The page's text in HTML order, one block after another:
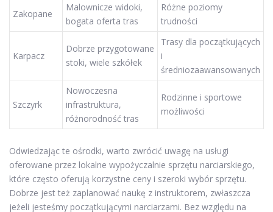
Zakopane
Malownicze widoki,
bogata oferta tras
Różne poziomy
trudności
Karpacz
Dobrze przygotowane
stoki, wiele szkółek
Trasy dla początkujących
i
średniozaawansowanych
Szczyrk
Nowoczesna
infrastruktura,
różnorodność tras
Rodzinne i sportowe
możliwości
Odwiedzając te ośrodki, warto zwrócić uwagę na usługi
oferowane przez lokalne wypożyczalnie sprzętu narciarskiego,
które często oferują korzystne ceny i szeroki wybór sprzętu.
Dobrze jest też zaplanować naukę z instruktorem, zwłaszcza
jeżeli jesteśmy początkującymi narciarzami. Bez względu na